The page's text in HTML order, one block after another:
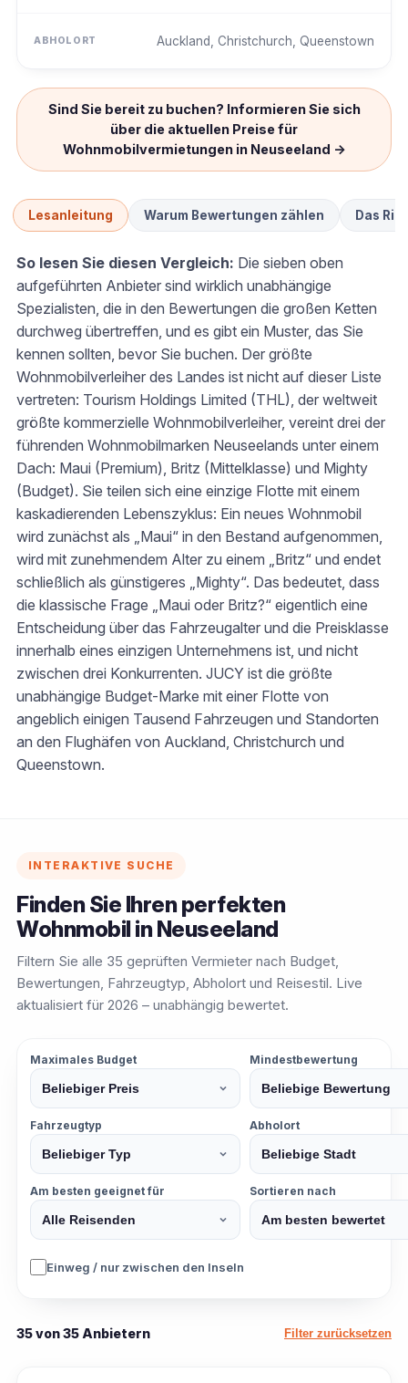
Auckland, Christchurch, Queenstown
Sind Sie bereit zu buchen? Informieren Sie sich
über die aktuellen Preise für
Wohnmobilvermietungen in Neuseeland →
Lesanleitung Warum Bewertungen zählen Das
So lesen Sie diesen Vergleich: Die sieben oben
aufgeführten Anbieter sind wirklich unabhängige
Spezialisten, die in den Bewertungen die großen Ketten
durchweg übertreffen, und es gibt ein Muster, das Sie
kennen sollten, bevor Sie buchen. Der größte
Wohnmobilverleiher des Landes ist nicht auf dieser Liste
vertreten: Tourism Holdings Limited (THL), der weltweit
größte kommerzielle Wohnmobilverleiher, vereint drei der
führenden Wohnmobilmarken Neuseelands unter einem
Dach: Maui (Premium), Britz (Mittelklasse) und Mighty
(Budget). Sie teilen sich eine einzige Flotte mit einem
kaskadierenden Lebenszyklus: Ein neues Wohnmobil
wird zunächst als „Maui“ in den Bestand aufgenommen,
wird mit zunehmendem Alter zu einem „Britz“ und endet
schließlich als günstigeres „Mighty“. Das bedeutet, dass
die klassische Frage „Maui oder Britz?“ eigentlich eine
Entscheidung über das Fahrzeugalter und die Preisklasse
innerhalb eines einzigen Unternehmens ist, und nicht
zwischen drei Konkurrenten. JUCY ist die größte
unabhängige Budget-Marke mit einer Flotte von
angeblich einigen Tausend Fahrzeugen und Standorten
an den Flughäfen von Auckland, Christchurch und
Queenstown.
INTERAKTIVE SUCHE
Finden Sie Ihren perfekten
Wohnmobil in Neuseeland
Filtern Sie alle 35 geprüften Vermieter nach Budget,
Bewertungen, Fahrzeugtyp, Abholort und Reisestil. Live
aktualisiert für 2026 – unabhängig bewertet.
Maximales Budget Mindestbewertung
Fahrzeugtyp Abholort
Am besten geeignet für Sortieren nach
Einweg / nur zwischen den Inseln
35 von 35 Anbietern Filter zurücksetzen